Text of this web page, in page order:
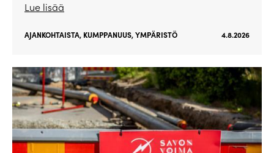
Lue lisää
AJANKOHTAISTA, KUMPPANUUS,YMPÄRISTÖ 4.8.2026